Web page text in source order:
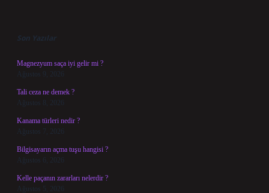
Son Yazılar
Magnezyum saça iyi gelir mi ?
Ağustos 9, 2026
Tali ceza ne demek ?
Ağustos 8, 2026
Kanama türleri nedir ?
Ağustos 7, 2026
Bilgisayarın açma tuşu hangisi ?
Ağustos 6, 2026
Kelle paçanın zararları nelerdir ?
Ağustos 5, 2026